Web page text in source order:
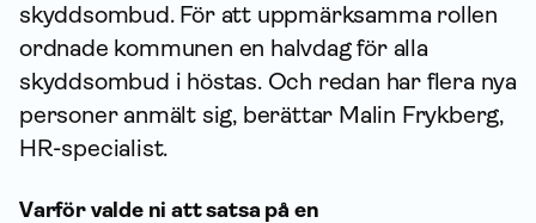
skydds­ombud. För att uppmärksamma rollen
ordnade kommunen en halvdag för alla
skydds­ombud i höstas. Och redan har flera nya
personer anmält sig, berättar Malin Frykberg,
HR-specialist.
Varför valde ni att satsa på en